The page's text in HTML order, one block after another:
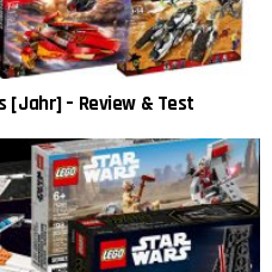
[Jahr] – Review & Test